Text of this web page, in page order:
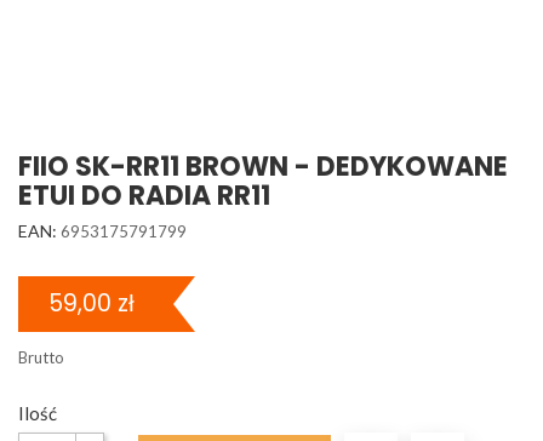
FIIO SK-RR11 BROWN - DEDYKOWANE
ETUI DO RADIA RR11
EAN: 6953175791799
59,00 zł
Brutto
Ilość